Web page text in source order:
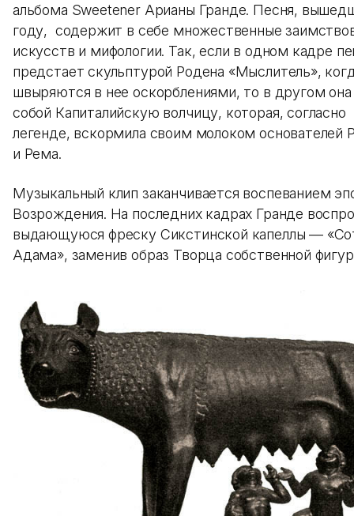
альбома Sweetener Арианы Гранде. Песня,
году, содержит в себе множественные
искусств и мифологии. Так, если в одном кадре
предстает скульптурой Родена «Мыслитель»,
швыряются в нее оскорблениями, то в другом она
собой Капиталийскую волчицу, которая, согласно
легенде, вскормила своим молоком
и Рема.
Музыкальный клип заканчивается воспеванием
Возрождения. На последних кадрах Гранде
выдающуюся фреску Сикстинской капеллы —
Адама», заменив образ Творца собственной